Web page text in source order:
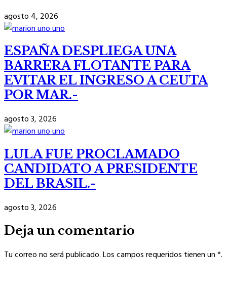
agosto 4, 2026
ESPAÑA DESPLIEGA UNA
BARRERA FLOTANTE PARA
EVITAR EL INGRESO A CEUTA
POR MAR.-
agosto 3, 2026
LULA FUE PROCLAMADO
CANDIDATO A PRESIDENTE
DEL BRASIL.-
agosto 3, 2026
Deja un comentario
Tu correo no será publicado. Los campos requeridos tienen un *.